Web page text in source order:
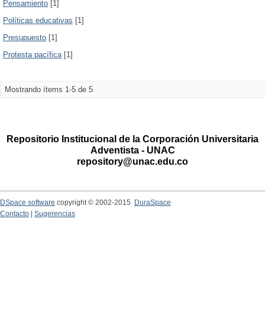
Pensamiento [1]
Políticas educativas [1]
Presupuesto [1]
Protesta pacífica[1]
Mostrando ítems 1-5 de 5
Repositorio Institucional de la Corporación Universitaria
Adventista - UNAC
repository@unac.edu.co
DSpace software copyright © 2002-2015
DuraSpace
Contacto
Sugerencias